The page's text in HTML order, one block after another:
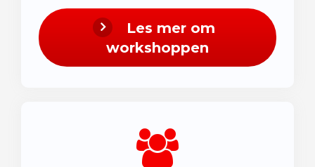
Les mer om
workshoppen